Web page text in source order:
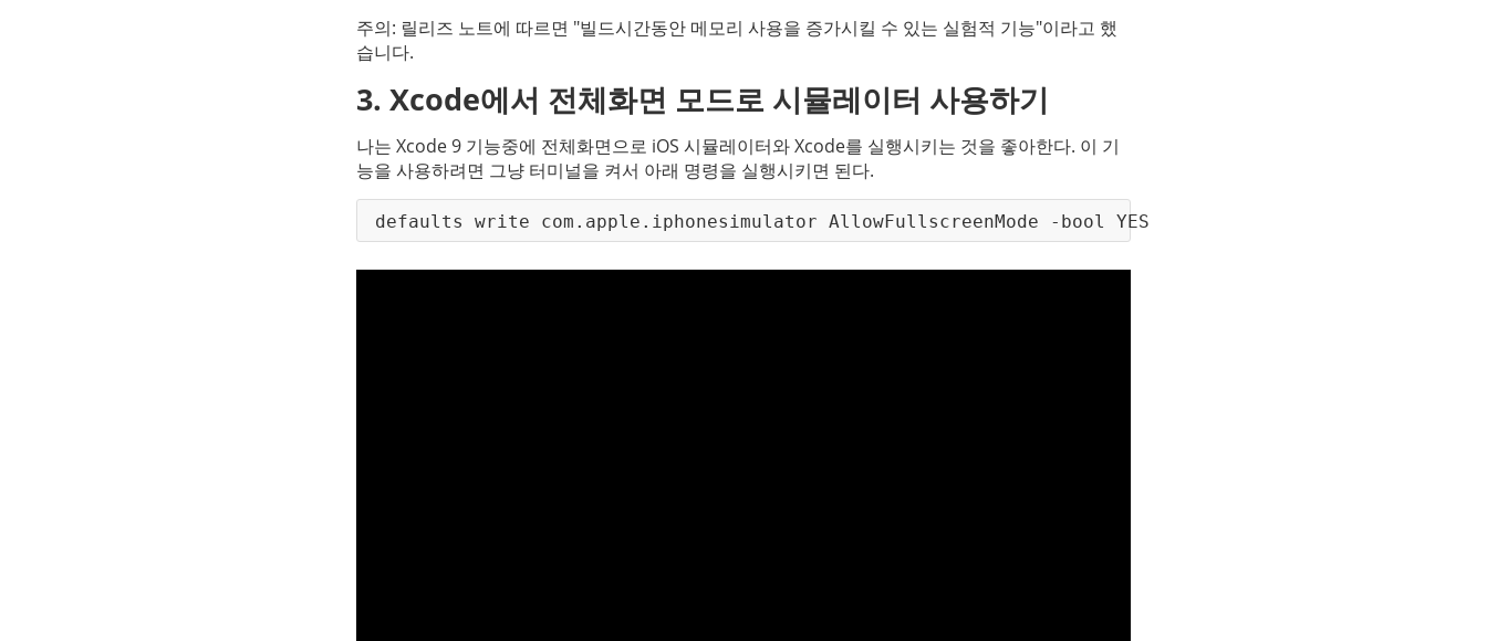
주의: 릴리즈 노트에 따르면 "빌드시간동안 메모리 사용을 증가시킬 수 있는 실험적 기능"이라고 했
습니다.
3. Xcode에서 전체화면 모드로 시뮬레이터 사용하기
나는 Xcode 9 기능중에 전체화면으로 iOS 시뮬레이터와 Xcode를 실행시키는 것을 좋아한다. 이 기
능을 사용하려면 그냥 터미널을 켜서 아래 명령을 실행시키면 된다.
defaults write com.apple.iphonesimulator AllowFullscreenMode -bool YES